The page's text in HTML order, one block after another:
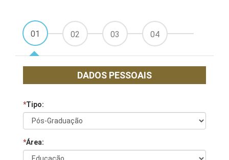
01 02 03 04
DADOS PESSOAIS
*Tipo:
*Área: